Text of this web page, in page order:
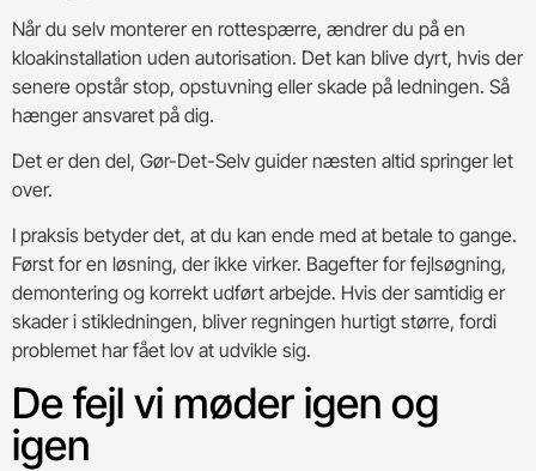
Når du selv monterer en rottespærre, ændrer du på en
kloakinstallation uden autorisation. Det kan blive dyrt, hvis der
senere opstår stop, opstuvning eller skade på ledningen. Så
hænger ansvaret på dig.
Det er den del, Gør-Det-Selv guider næsten altid springer let
over.
I praksis betyder det, at du kan ende med at betale to gange.
Først for en løsning, der ikke virker. Bagefter for fejlsøgning,
demontering og korrekt udført arbejde. Hvis der samtidig er
skader i stikledningen, bliver regningen hurtigt større, fordi
problemet har fået lov at udvikle sig.
De fejl vi møder igen og
igen